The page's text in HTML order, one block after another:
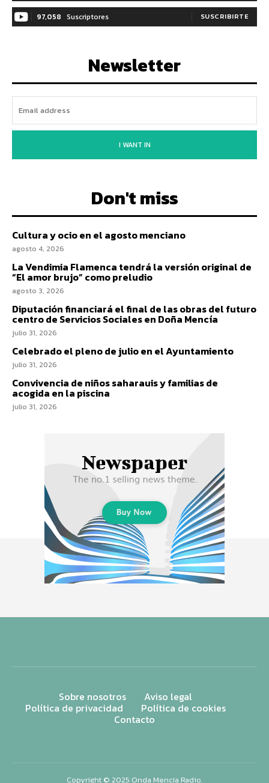
97,058 Suscriptores SUSCRIBIRTE
Newsletter
I WANT IN
Don't miss
Cultura y ocio en el agosto menciano
agosto 4, 2026
La Vendimia Flamenca tendrá la versión original de
“El amor brujo” como preludio
agosto 3, 2026
Diputación financiará el final de las obras del futuro
centro de Servicios Sociales en Doña Mencía
julio 31, 2026
Celebrado el pleno de julio en el Ayuntamiento
julio 31, 2026
Convivencia de niños saharauis y familias de
acogida en la piscina
julio 31, 2026
Sobre nosotros Aviso legal
Política de privacidad Política de cookies
Contacto
Copyright © 2025 Onda Mencía Radio.